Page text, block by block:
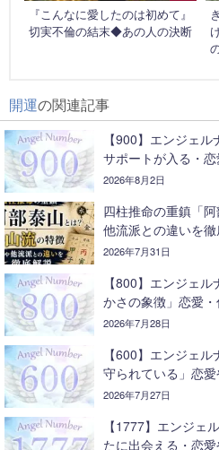
『こんなに愛したのは初めて』
切実不倫の結末◆あの人の決断
開運の関連記事
【900】エンジェ
サポートが入る・
2026年8月2日
四柱推命の重鎮「
他流派との違いを徹
2026年7月31日
【800】エンジェ
かさの象徴」恋愛
2026年7月28日
【600】エンジェ
守られている」恋
2026年7月27日
【1777】エンジェ
たに出会える・恋